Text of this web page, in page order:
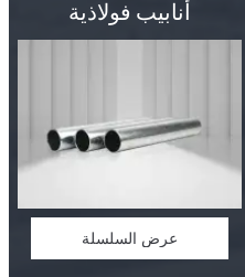
أنابيب فولاذية
عرض السلسلة